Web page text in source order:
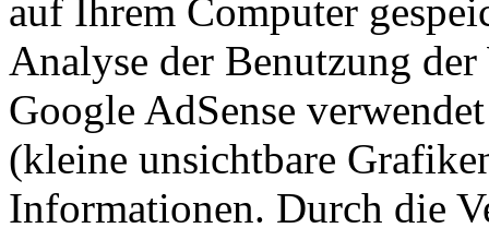
auf Ihrem Computer
Analyse der Benutzung
Google AdSense
(kleine unsichtbare
Informationen. Durch die